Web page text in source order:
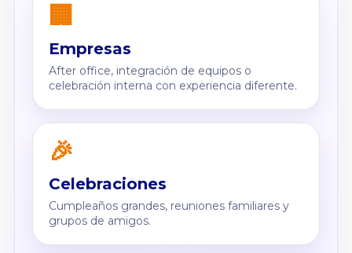
🏢
Empresas
After office, integración de equipos o
celebración interna con experiencia diferente.
🎉
Celebraciones
Cumpleaños grandes, reuniones familiares y
grupos de amigos.